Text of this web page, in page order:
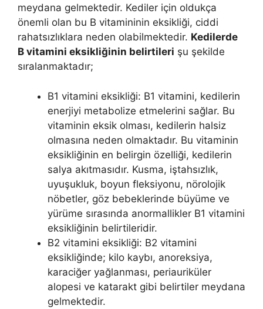
meydana gelmektedir. Kediler için oldukça
önemli olan bu B vitamininin eksikliği, ciddi
rahatsızlıklara neden olabilmektedir. Kedilerde
B vitamini eksikliğinin belirtileri şu şekilde
sıralanmaktadır;
B1 vitamini eksikliği: B1 vitamini, kedilerin
enerjiyi metabolize etmelerini sağlar. Bu
vitaminin eksik olması, kedilerin halsiz
olmasına neden olmaktadır. Bu vitaminin
eksikliğinin en belirgin özelliği, kedilerin
salya akıtmasıdır. Kusma, iştahsızlık,
uyuşukluk, boyun fleksiyonu, nörolojik
nöbetler, göz bebeklerinde büyüme ve
yürüme sırasında anormallikler B1 vitamini
eksikliğinin belirtileridir.
B2 vitamini eksikliği: B2 vitamini
eksikliğinde; kilo kaybı, anoreksiya,
karaciğer yağlanması, periauriküler
alopesi ve katarakt gibi belirtiler meydana
gelmektedir.